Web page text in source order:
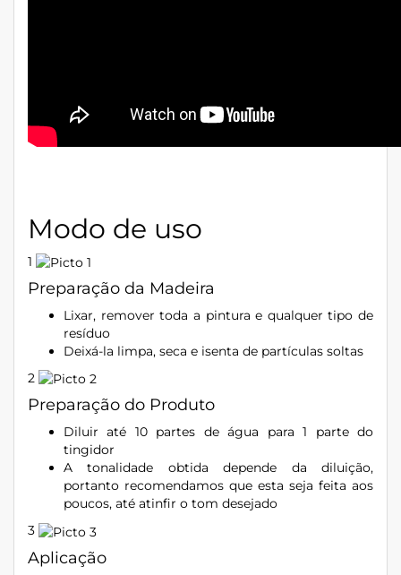
Modo de uso
1
Preparação da Madeira
Lixar, remover toda a pintura e qualquer tipo de
resíduo
Deixá-la limpa, seca e isenta de partículas soltas
2
Preparação do Produto
Diluir até 10 partes de água para 1 parte do
tingidor
A tonalidade obtida depende da diluição,
portanto recomendamos que esta seja feita aos
poucos, até atinfir o tom desejado
3
Aplicação